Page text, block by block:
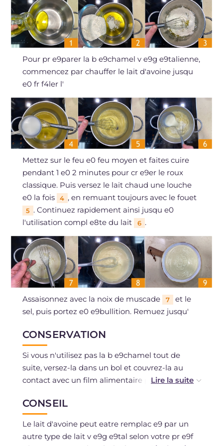
Pour pr e9parer la b e9chamel v e9g e9talienne,
commencez par chauffer le lait d'avoine jusqu
e0 fr f4ler l'
Mettez sur le feu e0 feu moyen et faites cuire
pendant 1 e0 2 minutes pour cr e9er le roux
classique. Puis versez le lait chaud une louche
e0 la fois
4 , en remuant toujours avec le fouet
5 . Continuez rapidement ainsi jusqu e0
l'utilisation compl e8te du lait
6 .
Assaisonnez avec la noix de muscade 7
et le
sel, puis portez e0 e9bullition. Remuez jusqu'
CONSERVATION
Si vous n'utilisez pas la b e9chamel tout de
suite, versez-la dans un bol et couvrez-la au
contact avec un film alimentaire pour e9viter la
Une fois froide, la b e9chamel se conserve au r
e9frig e9rateur, ferm e9e dans un r e9cipient
herm e9tique, pendant 2-3 jours au maximum.
CONSEIL
Le lait d'avoine peut eatre remplac e9 par un
autre type de lait v e9g e9tal selon votre pr e9f